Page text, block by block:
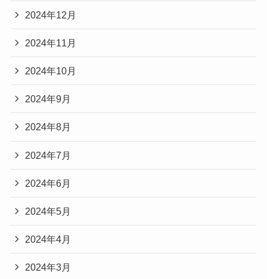
2024年12月
2024年11月
2024年10月
2024年9月
2024年8月
2024年7月
2024年6月
2024年5月
2024年4月
2024年3月